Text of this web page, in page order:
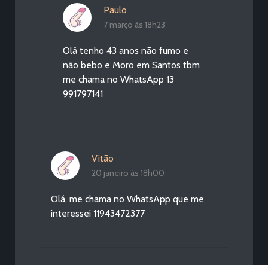
Paulo
7 março às 18h23
Olá tenho 43 anos não fumo e
não bebo e Moro em Santos tbm
me chama no WhatsApp 13
991797141
Vitão
20 janeiro às 18h00
Olá, me chama no WhatsApp que me
interessei 11943472377